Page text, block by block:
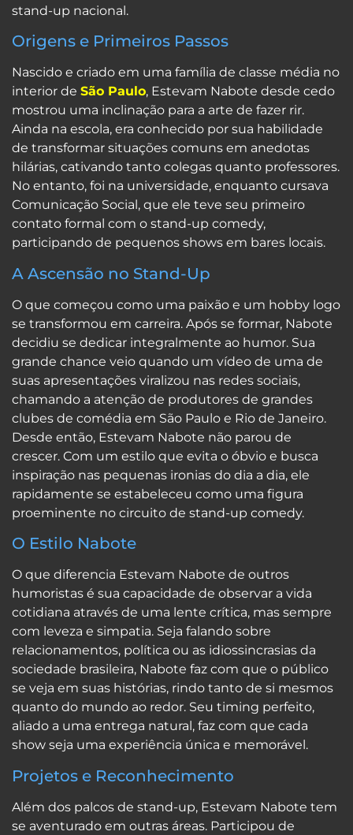
stand-up nacional.
Origens e Primeiros Passos
Nascido e criado em uma família de classe média no
interior de São Paulo, Estevam Nabote desde cedo
mostrou uma inclinação para a arte de fazer rir.
Ainda na escola, era conhecido por sua habilidade
de transformar situações comuns em anedotas
hilárias, cativando tanto colegas quanto professores.
No entanto, foi na universidade, enquanto cursava
Comunicação Social, que ele teve seu primeiro
contato formal com o stand-up comedy,
participando de pequenos shows em bares locais.
A Ascensão no Stand-Up
O que começou como uma paixão e um hobby logo
se transformou em carreira. Após se formar, Nabote
decidiu se dedicar integralmente ao humor. Sua
grande chance veio quando um vídeo de uma de
suas apresentações viralizou nas redes sociais,
chamando a atenção de produtores de grandes
clubes de comédia em São Paulo e Rio de Janeiro.
Desde então, Estevam Nabote não parou de
crescer. Com um estilo que evita o óbvio e busca
inspiração nas pequenas ironias do dia a dia, ele
rapidamente se estabeleceu como uma figura
proeminente no circuito de stand-up comedy.
O Estilo Nabote
O que diferencia Estevam Nabote de outros
humoristas é sua capacidade de observar a vida
cotidiana através de uma lente crítica, mas sempre
com leveza e simpatia. Seja falando sobre
relacionamentos, política ou as idiossincrasias da
sociedade brasileira, Nabote faz com que o público
se veja em suas histórias, rindo tanto de si mesmos
quanto do mundo ao redor. Seu timing perfeito,
aliado a uma entrega natural, faz com que cada
show seja uma experiência única e memorável.
Projetos e Reconhecimento
Além dos palcos de stand-up, Estevam Nabote tem
se aventurado em outras áreas. Participou de